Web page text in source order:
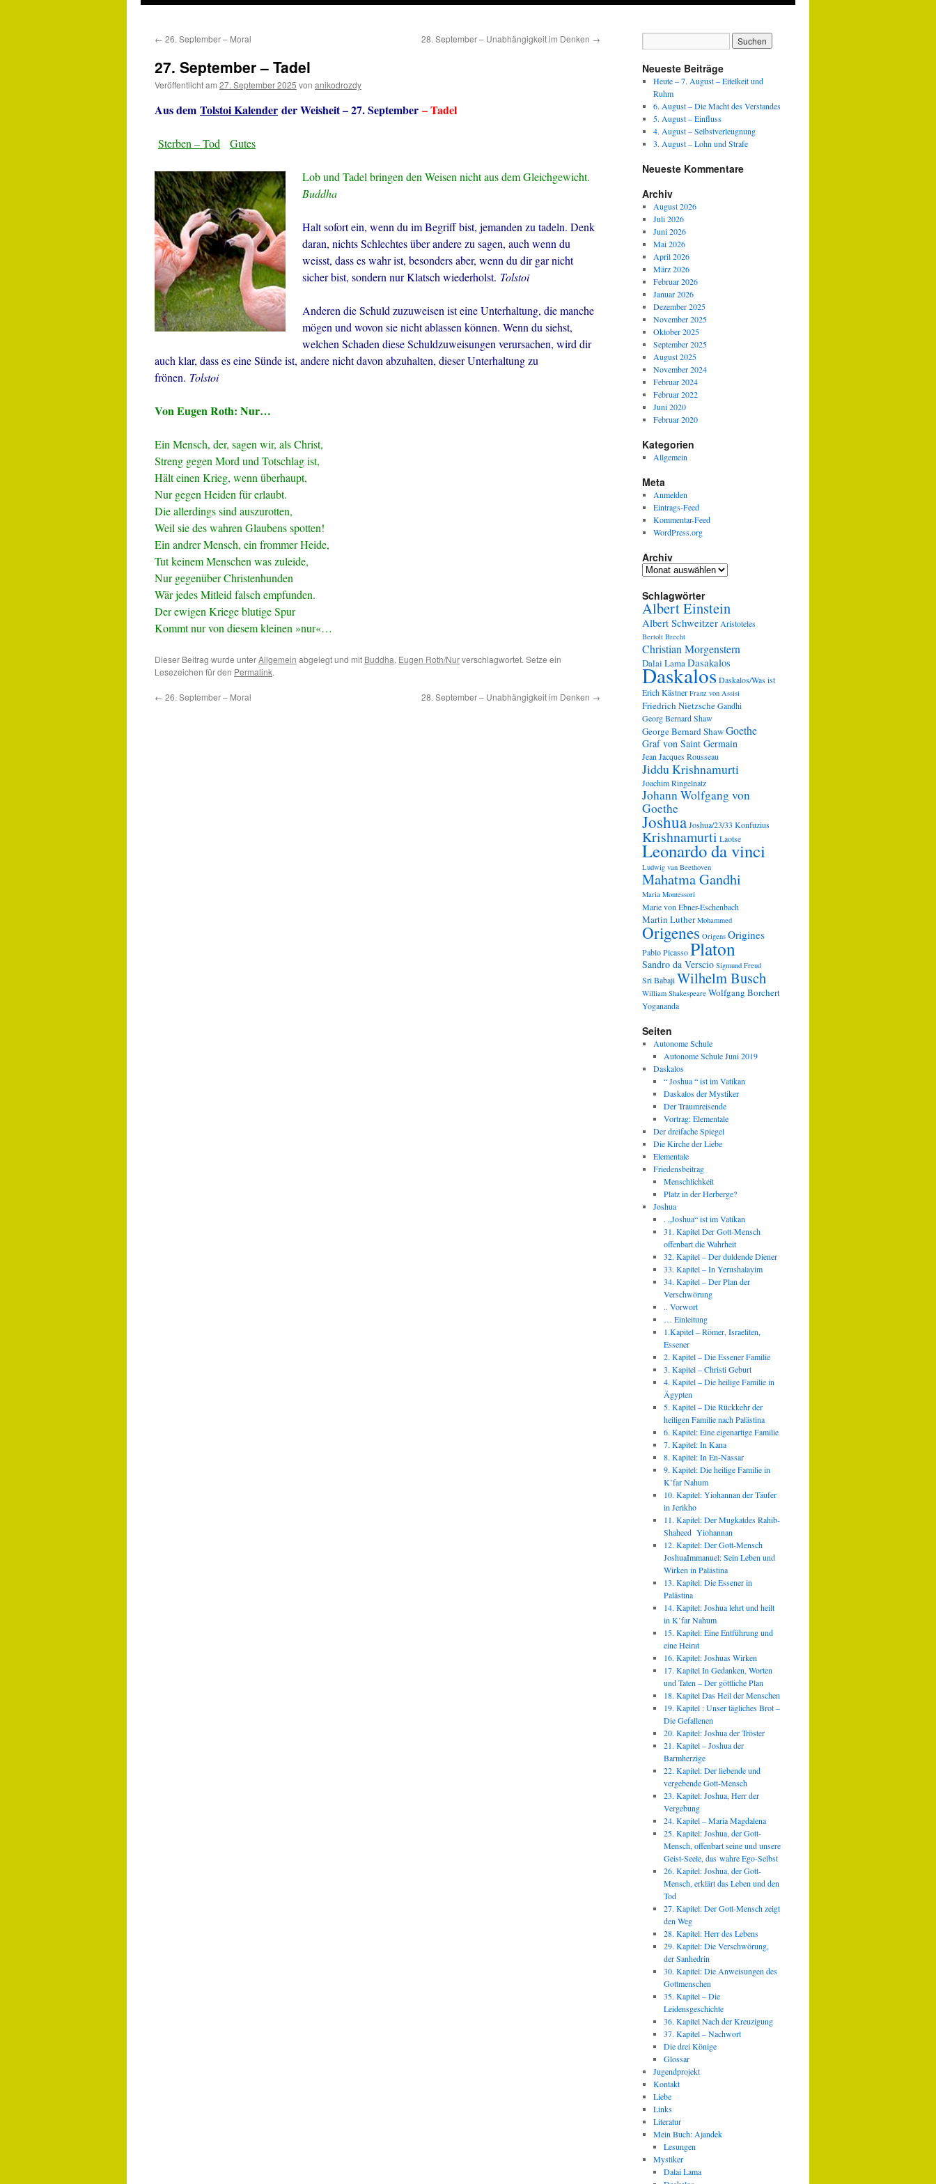
← 26. September – Moral 28. September – Unabhängigkeit im Denken →
27. September – Tadel
Veröffentlicht am 27. September 2025 von anikodrozdy
Aus dem Tolstoi Kalender der Weisheit – 27. September – Tadel
Sterben – Tod Gutes
Lob und Tadel bringen den Weisen nicht aus dem Gleichgewicht.
Buddha
Halt sofort ein, wenn du im Begriff bist, jemanden zu tadeln. Denk
daran, nichts Schlechtes über andere zu sagen, auch wenn du
weisst, dass es wahr ist, besonders aber, wenn du dir gar nicht
sicher bist, sondern nur Klatsch wiederholst. Tolstoi
Anderen die Schuld zuzuweisen ist eine Unterhaltung, die manche
mögen und wovon sie nicht ablassen können. Wenn du siehst,
welchen Schaden diese Schuldzuweisungen verursachen, wird dir
auch klar, dass es eine Sünde ist, andere nicht davon abzuhalten, dieser Unterhaltung zu
frönen. Tolstoi
Von Eugen Roth: Nur…
Ein Mensch, der, sagen wir, als Christ,
Streng gegen Mord und Totschlag ist,
Hält einen Krieg, wenn überhaupt,
Nur gegen Heiden für erlaubt.
Die allerdings sind auszurotten,
Weil sie des wahren Glaubens spotten!
Ein andrer Mensch, ein frommer Heide,
Tut keinem Menschen was zuleide,
Nur gegenüber Christenhunden
Wär jedes Mitleid falsch empfunden.
Der ewigen Kriege blutige Spur
Kommt nur von diesem kleinen »nur«…
Dieser Beitrag wurde unterAllgemein abgelegt und mit Buddha, Eugen Roth/Nurverschlagwortet. Setze ein
Lesezeichen für den Permalink.
← 26. September – Moral 28. September – Unabhängigkeit im Denken →
Neueste Beiträge
Heute – 7. August – Eitelkeit und
Ruhm
6. August – Die Macht des Verstandes
5. August – Einfluss
4. August – Selbstverleugnung
3. August – Lohn und Strafe
Neueste Kommentare
Archiv
August 2026
Juli 2026
Juni 2026
Mai 2026
April 2026
März 2026
Februar 2026
Januar 2026
Dezember 2025
November 2025
Oktober 2025
September 2025
August 2025
November 2024
Februar 2024
Februar 2022
Juni 2020
Februar 2020
Kategorien
Allgemein
Meta
Anmelden
Eintrags-Feed
Kommentar-Feed
WordPress.org
Archiv
Archiv
Schlagwörter
Albert Einstein
Albert Schweitzer Aristoteles
Bertolt Brecht
Christian Morgenstern
Dalai LamaDasakalos
DaskalosDaskalos/Was ist
Erich Kästner Franz von Assisi
Friedrich NietzscheGandhi
Georg Bernard Shaw
George Bernard ShawGoethe
Graf von Saint Germain
Jean Jacques Rousseau
Jiddu Krishnamurti
Joachim Ringelnatz
Johann Wolfgang von
Goethe
JoshuaJoshua/23/33 Konfuzius
Krishnamurti Laotse
Leonardo da vinci
Ludwig van Beethoven
Mahatma Gandhi
Maria Montessori
Marie von Ebner-Eschenbach
Martin Luther Mohammed
Origenes Origens Origines
Pablo PicassoPlaton
Sandro da Verscio Sigmund Freud
Sri BabajiWilhelm Busch
William Shakespeare Wolfgang Borchert
Yogananda
Seiten
Autonome Schule
Autonome Schule Juni 2019
Daskalos
“ Joshua “ ist im Vatikan
Daskalos der Mystiker
Der Traumreisende
Vortrag: Elementale
Der dreifache Spiegel
Die Kirche der Liebe
Elementale
Friedensbeitrag
Menschlichkeit
Platz in der Herberge?
Joshua
. „Joshua“ ist im Vatikan
31. Kapitel Der Gott-Mensch
offenbart die Wahrheit
32. Kapitel – Der duldende Diener
33. Kapitel – In Yerushalayim
34. Kapitel – Der Plan der
Verschwörung
.. Vorwort
… Einleitung
1.Kapitel – Römer, Israeliten,
Essener
2. Kapitel – Die Essener Familie
3. Kapitel – Christi Geburt
4. Kapitel – Die heilige Familie in
Ägypten
5. Kapitel – Die Rückkehr der
heiligen Familie nach Palästina
6. Kapitel: Eine eigenartige Familie
7. Kapitel: In Kana
8. Kapitel: In En-Nassar
9. Kapitel: Die heilige Familie in
K’far Nahum
10. Kapitel: Yiohannan der Täufer
in Jerikho
11. Kapitel: Der Mugkatdes Rahib-
Shaheed Yiohannan
12. Kapitel: Der Gott-Mensch
JoshuaImmanuel: Sein Leben und
Wirken in Palästina
13. Kapitel: Die Essener in
Palästina
14. Kapitel: Joshua lehrt und heilt
in K’far Nahum
15. Kapitel: Eine Entführung und
eine Heirat
16. Kapitel: Joshuas Wirken
17. Kapitel In Gedanken, Worten
und Taten – Der göttliche Plan
18. Kapitel Das Heil der Menschen
19. Kapitel : Unser tägliches Brot –
Die Gefallenen
20. Kapitel: Joshua der Tröster
21. Kapitel – Joshua der
Barmherzige
22. Kapitel: Der liebende und
vergebende Gott-Mensch
23. Kapitel: Joshua, Herr der
Vergebung
24. Kapitel – Maria Magdalena
25. Kapitel: Joshua, der Gott-
Mensch, offenbart seine und unsere
Geist-Seele, das wahre Ego-Selbst
26. Kapitel: Joshua, der Gott-
Mensch, erklärt das Leben und den
Tod
27. Kapitel: Der Gott-Mensch zeigt
den Weg
28. Kapitel: Herr des Lebens
29. Kapitel: Die Verschwörung,
der Sanhedrin
30. Kapitel: Die Anweisungen des
Gottmenschen
35. Kapitel – Die
Leidensgeschichte
36. Kapitel Nach der Kreuzigung
37. Kapitel – Nachwort
Die drei Könige
Glossar
Jugendprojekt
Kontakt
Liebe
Links
Literatur
Mein Buch: Ajandek
Lesungen
Mystiker
Dalai Lama